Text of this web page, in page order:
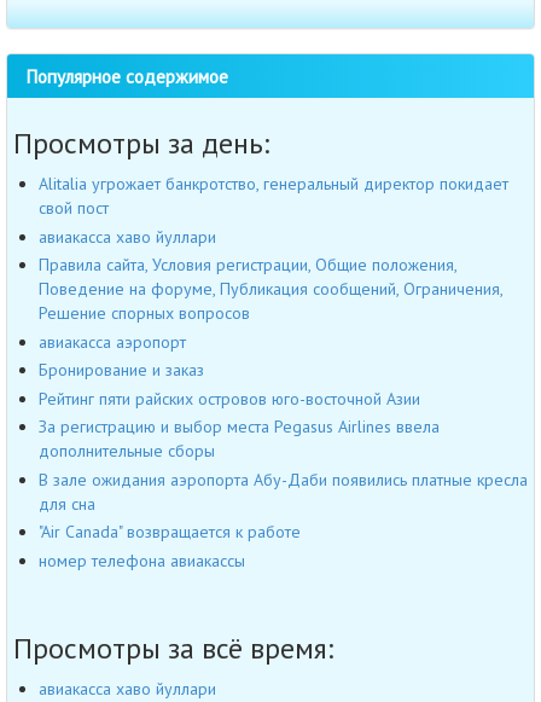
Популярное содержимое
Просмотры за день:
Alitalia угрожает банкротство, генеральный директор покидает
свой пост
авиакасса хаво йуллари
Правила сайта, Условия регистрации, Общие положения,
Поведение на форуме, Публикация сообщений, Ограничения,
Решение спорных вопросов
авиакасса аэропорт
Бронирование и заказ
Рейтинг пяти райских островов юго-восточной Азии
За регистрацию и выбор места Pegasus Airlines ввела
дополнительные сборы
В зале ожидания аэропорта Абу-Даби появились платные кресла
для сна
"Air Canada" возвращается к работе
номер телефона авиакассы
Просмотры за всё время:
авиакасса хаво йуллари